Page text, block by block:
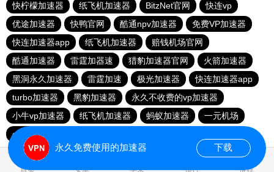
快柠檬加速器
纸飞机加速器 BitzNet官网
快连vp
优途加速器
快鸭官网 酷通npv加速器
免费VP加速器
快连加速器app
纸飞机加速器
赔钱机场官网
酷通加速器
雷霆加器速 猎豹加速器官网
火箭加速器
黑洞永久加速器
雷霆加速 极光加速器
快连加速器app
turbo加速器
黑豹加速器
永久不收费的vp加速器
小牛vp加速器
纸飞机加速器 蚂蚁加速器
一元机场
outline
首页 安卓 苹果 排行 推荐
永久免费使用的加速器 下载
0.016570s